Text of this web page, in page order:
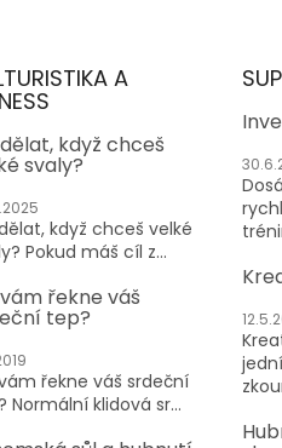
r
y
i
s
u
A
když chceš
svaly?
když chceš velké
Pokud máš cíl z...
řekne váš
tep?
řekne váš srdeční
Normální klidová sr...